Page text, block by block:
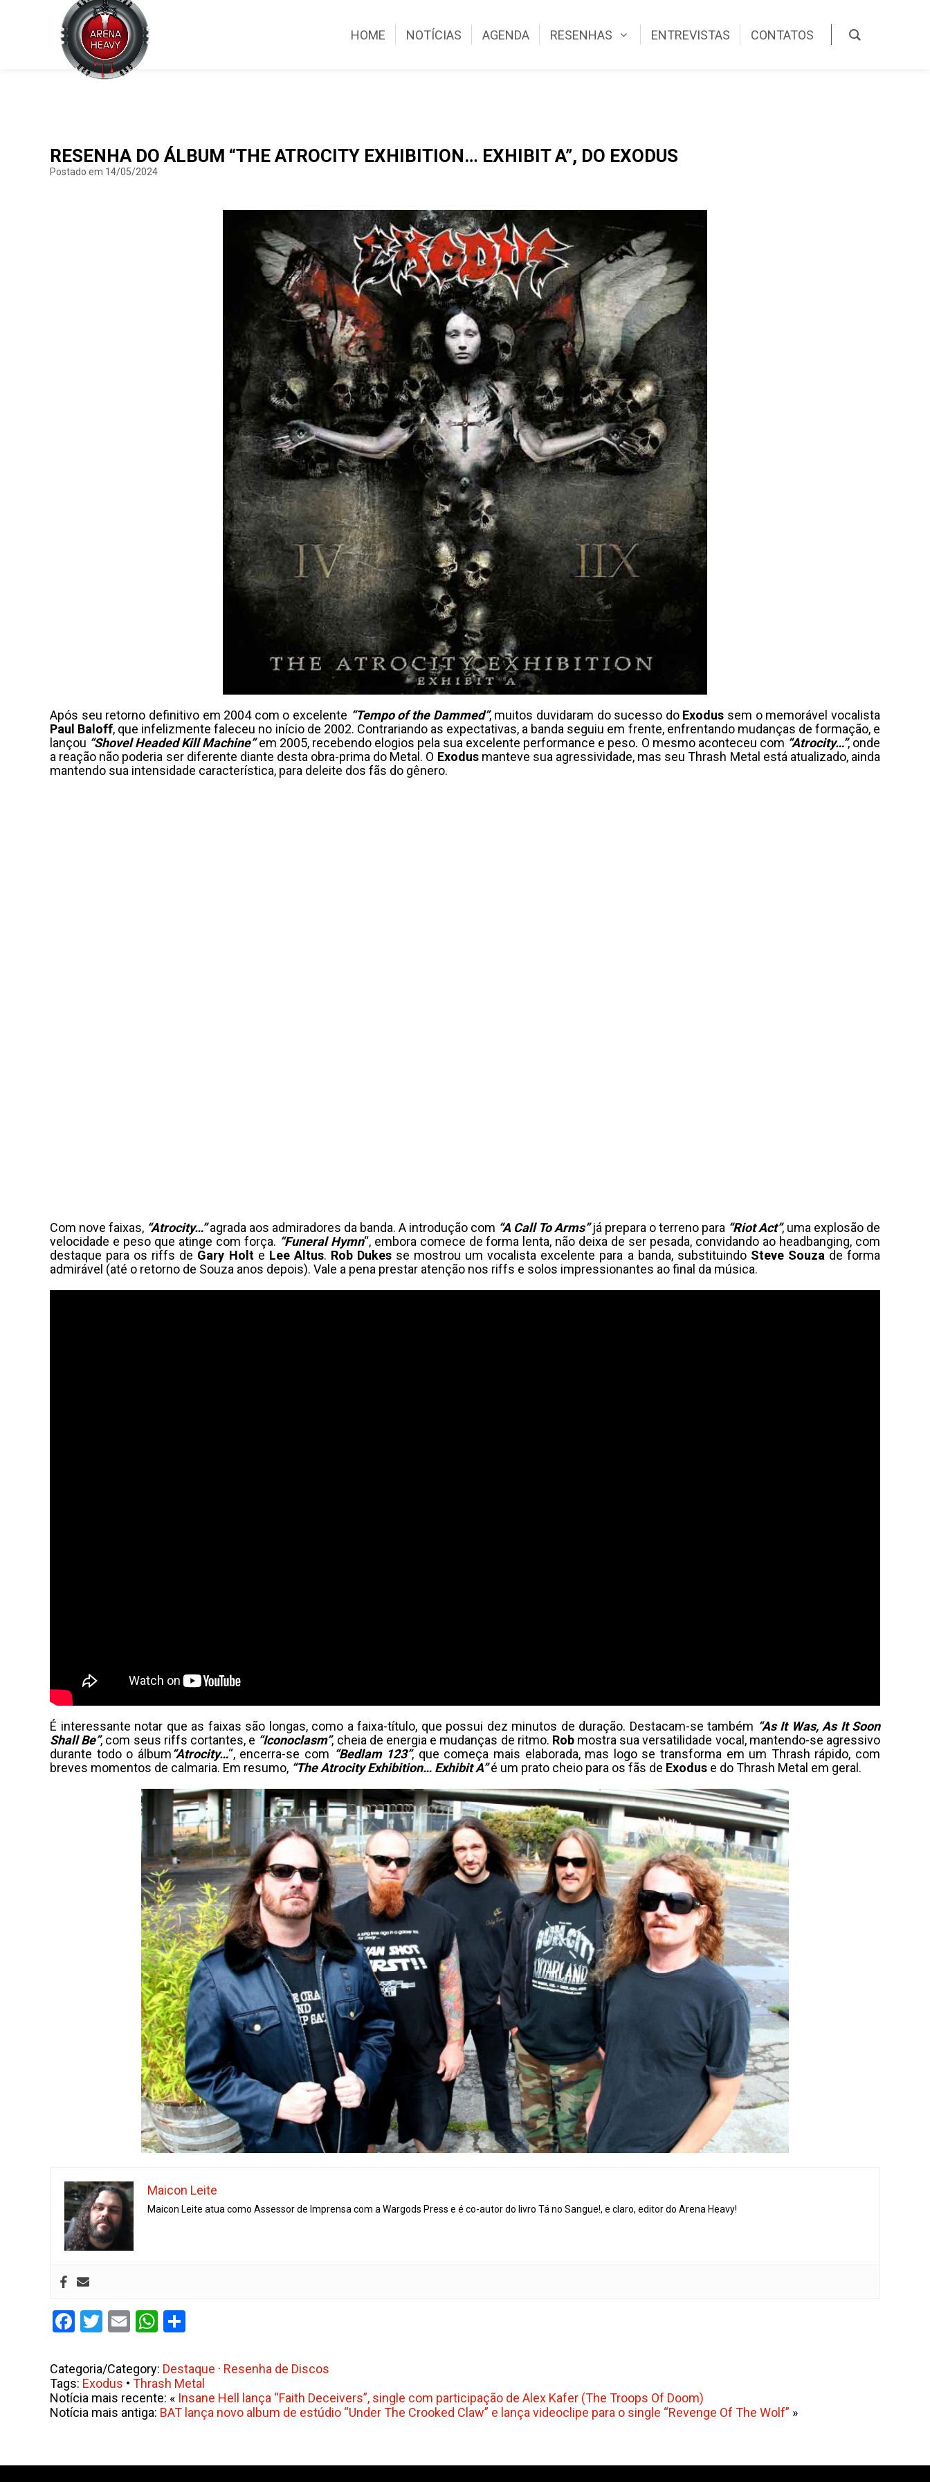
HOME NOTÍCIAS AGENDA RESENHAS ENTREVISTAS CONTATOS
RESENHA DO ÁLBUM “THE ATROCITY EXHIBITION… EXHIBIT A”, DO EXODUS
Postado em 14/05/2024
Após seu retorno definitivo em 2004 com o excelente “Tempo of the Dammed”, muitos duvidaram do sucesso do Exodus sem o memorável vocalista
Paul Baloff, que infelizmente faleceu no início de 2002. Contrariando as expectativas, a banda seguiu em frente, enfrentando mudanças de formação, e
lançou “Shovel Headed Kill Machine”em 2005, recebendo elogios pela sua excelente performance e peso. O mesmo aconteceu com “Atrocity…”, onde
a reação não poderia ser diferente diante desta obra-prima do Metal. O Exodusmanteve sua agressividade, mas seu Thrash Metal está atualizado, ainda
mantendo sua intensidade característica, para deleite dos fãs do gênero.
Com nove faixas, “Atrocity…”agrada aos admiradores da banda. A introdução com “A Call To Arms”já prepara o terreno para “Riot Act”, uma explosão de
velocidade e peso que atinge com força. “Funeral Hymn“, embora comece de forma lenta, não deixa de ser pesada, convidando ao headbanging, com
destaque para os riffs de Gary Holte Lee Altus. Rob Dukesse mostrou um vocalista excelente para a banda, substituindo Steve Souza de forma
admirável (até o retorno de Souza anos depois). Vale a pena prestar atenção nos riffs e solos impressionantes ao final da música.
É interessante notar que as faixas são longas, como a faixa-título, que possui dez minutos de duração. Destacam-se também “As It Was, As It Soon
Shall Be”, com seus riffs cortantes, e “Iconoclasm”, cheia de energia e mudanças de ritmo. Robmostra sua versatilidade vocal, mantendo-se agressivo
durante todo o álbum“Atrocity…“, encerra-se com “Bedlam 123”, que começa mais elaborada, mas logo se transforma em um Thrash rápido, com
breves momentos de calmaria. Em resumo, “The Atrocity Exhibition… Exhibit A”é um prato cheio para os fãs de Exodus e do Thrash Metal em geral.
Maicon Leite
Maicon Leite atua como Assessor de Imprensa com a Wargods Press e é co-autor do livro Tá no Sangue!, e claro, editor do Arena Heavy!
Facebook
Twitter
EmailWhatsApp
Categoria/Category: Destaque · Resenha de Discos
Tags: Exodus • Thrash Metal
Notícia mais recente: « Insane Hell lança “Faith Deceivers”, single com participação de Alex Kafer (The Troops Of Doom)
Notícia mais antiga: BAT lança novo album de estúdio “Under The Crooked Claw” e lança videoclipe para o single “Revenge Of The Wolf” »